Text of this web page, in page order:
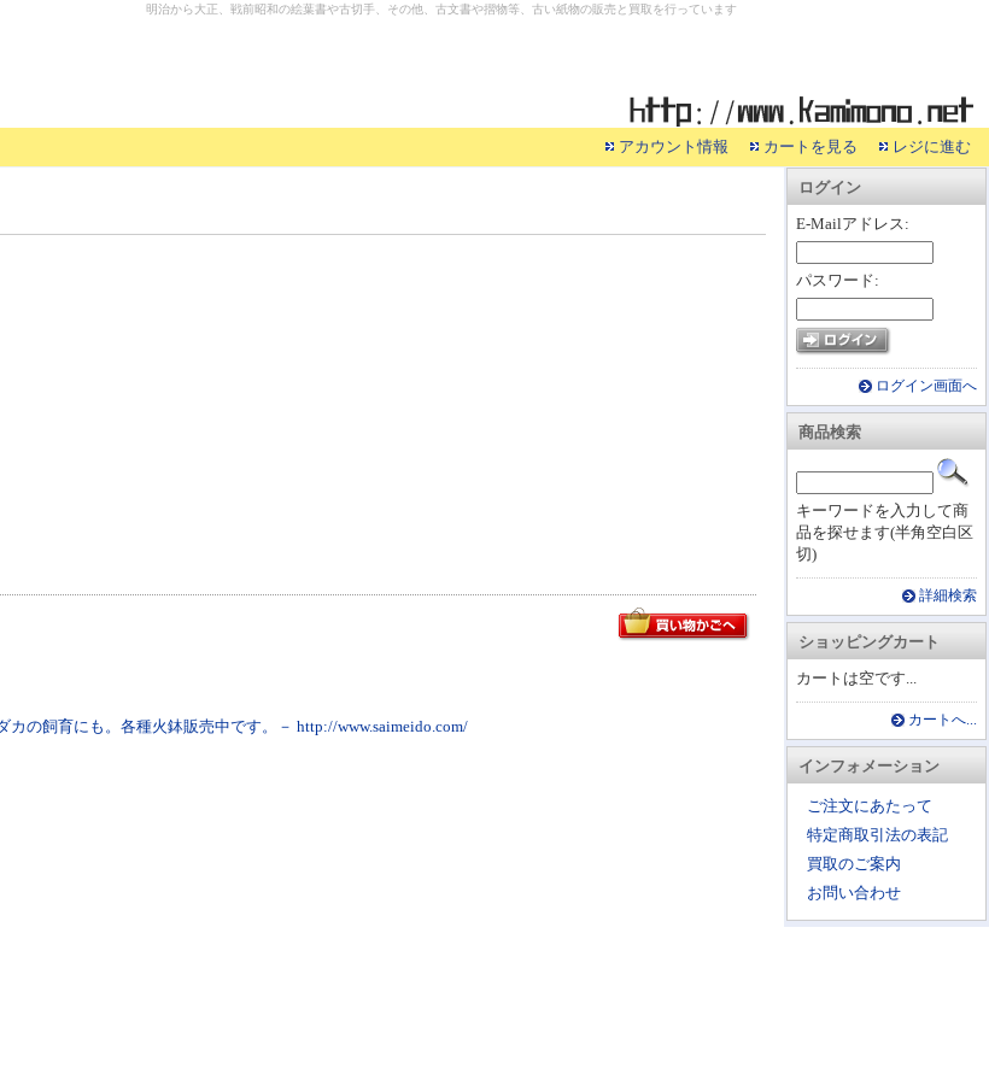
明治から大正、戦前昭和の絵葉書や古切手、その他、古文書や摺物等、古い紙物の販売と買取を行っています
アカウント情報 カートを見る レジに進む
ログイン
E-Mailアドレス:
パスワード:
ログイン画面へ
商品検索
キーワードを入力して商
品を探せます(半角空白区
切)
詳細検索
ショッピングカート
カートは空です...
カートへ...
インフォメーション
ご注文にあたって
特定商取引法の表記
買取のご案内
お問い合わせ
カの飼育にも。各種火鉢販売中です。－ http://www.saimeido.com/